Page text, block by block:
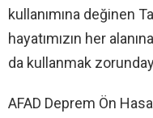
kullanımına değinen
hayatımızın her
da kullanmak
AFAD Deprem Ön